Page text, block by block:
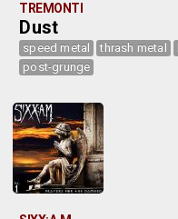
TREMONTI
Dust
speed metal thrash metal
post-grunge